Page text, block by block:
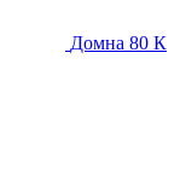
Домна 80 К